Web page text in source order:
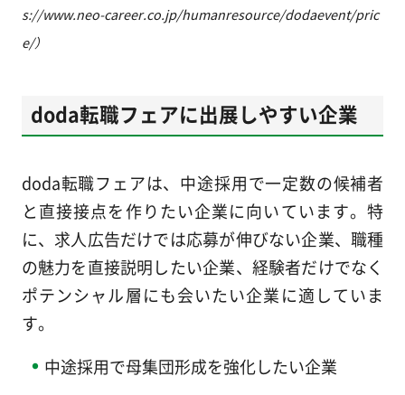
s://www.neo-career.co.jp/humanresource/dodaevent/pric
e/）
doda転職フェアに出展しやすい企業
doda転職フェアは、中途採用で一定数の候補者
と直接接点を作りたい企業に向いています。特
に、求人広告だけでは応募が伸びない企業、職種
の魅力を直接説明したい企業、経験者だけでなく
ポテンシャル層にも会いたい企業に適していま
す。
中途採用で母集団形成を強化したい企業